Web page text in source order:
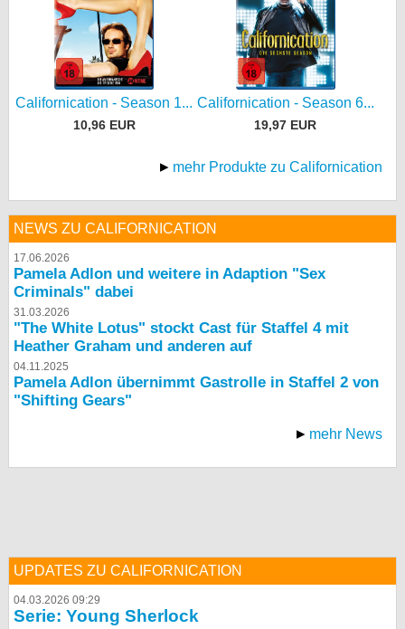
Californication - Season 1...
10,96 EUR
Californication - Season 6...
19,97 EUR
mehr Produkte zu Californication
NEWS ZU CALIFORNICATION
17.06.2026
Pamela Adlon und weitere in Adaption "Sex
Criminals" dabei
31.03.2026
"The White Lotus" stockt Cast für Staffel 4 mit
Heather Graham und anderen auf
04.11.2025
Pamela Adlon übernimmt Gastrolle in Staffel 2 von
"Shifting Gears"
mehr News
UPDATES ZU CALIFORNICATION
04.03.2026 09:29
Serie: Young Sherlock